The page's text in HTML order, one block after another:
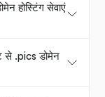
होस्टिंग सेवाएं
से .pics डोमेन